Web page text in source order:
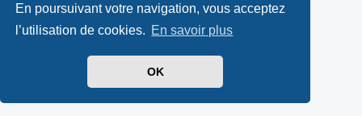
En poursuivant votre navigation, vous acceptez
l’utilisation de cookies. En savoir plus
OK